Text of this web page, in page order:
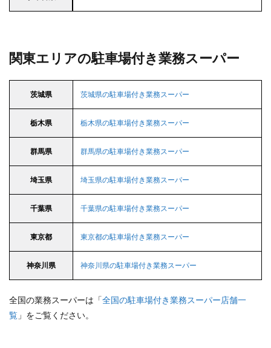
関東エリアの駐車場付き業務スーパー
茨城県 茨城県の駐車場付き業務スーパー
栃木県 栃木県の駐車場付き業務スーパー
群馬県 群馬県の駐車場付き業務スーパー
埼玉県 埼玉県の駐車場付き業務スーパー
千葉県 千葉県の駐車場付き業務スーパー
東京都 東京都の駐車場付き業務スーパー
神奈川県 神奈川県の駐車場付き業務スーパー
全国の業務スーパーは「全国の駐車場付き業務スーパー店舗一
覧 」をご覧ください。